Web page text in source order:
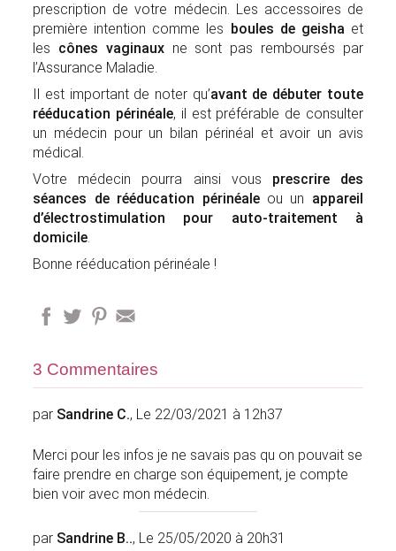
prescription de votre médecin. Les accessoires de
première intention comme les boules de geisha et
les cônes vaginauxne sont pas remboursés par
l’Assurance Maladie.
Il est important de noter qu’avant de débuter toute
rééducation périnéale, il est préférable de consulter
un médecin pour un bilan périnéal et avoir un avis
médical.
Votre médecin pourra ainsi vous prescrire des
séances de rééducation périnéale ou un appareil
d’électrostimulation pour auto-traitement à
domicile.
Bonne rééducation périnéale !
3 Commentaires
par Sandrine C., Le 22/03/2021 à 12h37
Merci pour les infos je ne savais pas qu on pouvait se
faire prendre en charge son équipement, je compte
bien voir avec mon médecin.
par Sandrine B.., Le 25/05/2020 à 20h31